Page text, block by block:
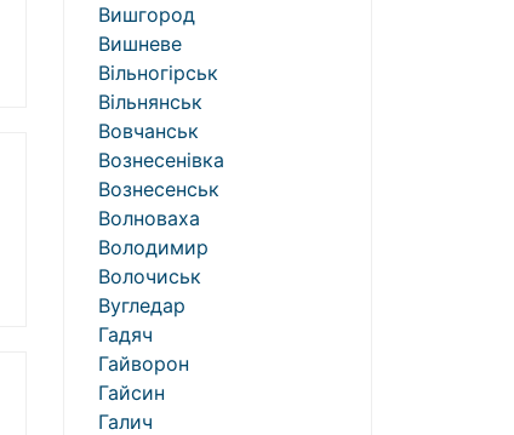
Вишгород
Вишневе
Вільногірськ
Вільнянськ
Вовчанськ
Вознесенівка
Вознесенськ
Волноваха
Володимир
Волочиськ
Вугледар
Гадяч
Гайворон
Гайсин
Галич